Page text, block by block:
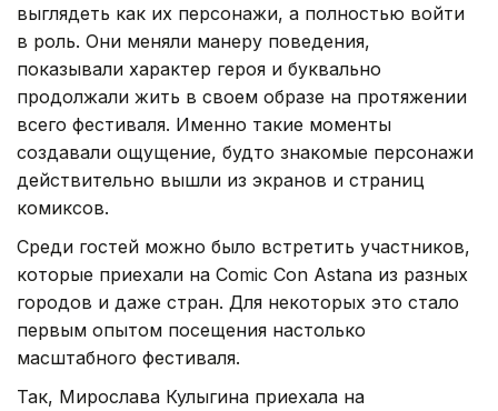
выглядеть как их персонажи, а полностью войти
в роль. Они меняли манеру поведения,
показывали характер героя и буквально
продолжали жить в своем образе на протяжении
всего фестиваля. Именно такие моменты
создавали ощущение, будто знакомые персонажи
действительно вышли из экранов и страниц
комиксов.
Среди гостей можно было встретить участников,
которые приехали на Comic Con Astana из разных
городов и даже стран. Для некоторых это стало
первым опытом посещения настолько
масштабного фестиваля.
Так, Мирослава Кулыгина приехала на